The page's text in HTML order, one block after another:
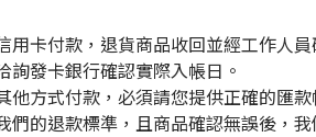
用卡付款，退貨商品收回並經工作人
詢發卡銀行確認實際入帳日。
他方式付款，必須請您提供正確的匯
們的退款標準，且商品確認無誤後，